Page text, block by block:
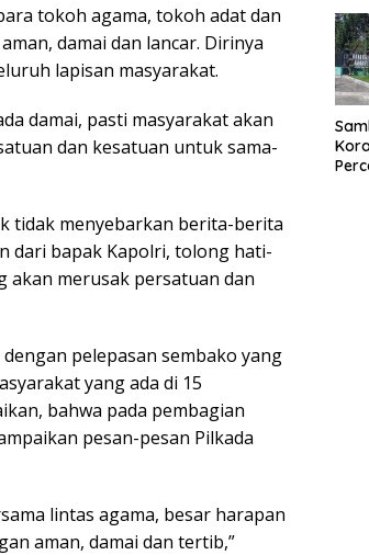
tokoh agama, tokoh adat dan
damai dan lancar. Dirinya
lapisan masyarakat.
damai, pasti masyarakat akan
dan kesatuan untuk sama-
tidak menyebarkan berita-berita
dari bapak Kapolri, tolong hati-
akan merusak persatuan dan
pelepasan sembako yang
yang ada di 15
bahwa pada pembagian
pesan-pesan Pilkada
lintas agama, besar harapan
aman, damai dan tertib,”